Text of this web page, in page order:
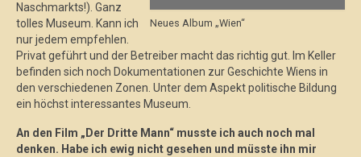
Neues Album „Wien“
Naschmarkts!). Ganz
tolles Museum. Kann ich
nur jedem empfehlen.
Privat geführt und der Betreiber macht das richtig gut. Im Keller
befinden sich noch Dokumentationen zur Geschichte Wiens in
den verschiedenen Zonen. Unter dem Aspekt politische Bildung
ein höchst interessantes Museum.
An den Film „Der Dritte Mann“ musste ich auch noch mal
denken. Habe ich ewig nicht gesehen und müsste ihn mir